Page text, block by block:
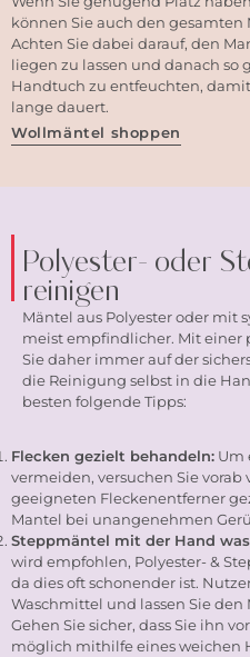
können Sie auch den
Achten Sie dabei darauf, den
liegen zu lassen und danach
Handtuch zu entfeuchten,
lange dauert.
Wollmäntel shoppen
Polyester- oder
reinigen
Mäntel aus Polyester oder mit
meist empfindlicher. Mit einer
Sie daher immer auf der
die Reinigung selbst in die
besten folgende Tipps:
Flecken gezielt behandeln: Um
vermeiden, versuchen Sie
geeigneten Fleckenentferner
Mantel bei unangenehmen
Steppmäntel mit der Hand
wird empfohlen, Polyester- &
da dies oft schonender ist.
Waschmittel und lassen Sie
Gehen Sie sicher, dass Sie ihn
möglich mithilfe eines weichen